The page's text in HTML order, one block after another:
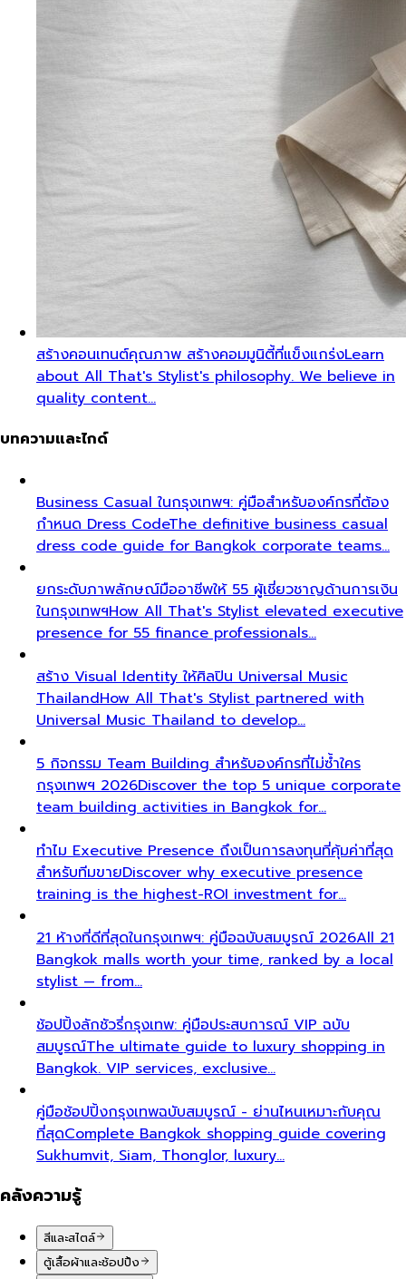
สร้างคอนเทนต์คุณภาพ สร้างคอมมูนิตี้ที่แข็งแกร่งLearn
about All That's Stylist's philosophy. We believe in
quality content…
บทความและไกด์
Business Casual ในกรุงเทพฯ: คู่มือสำหรับองค์กรที่ต้อง
กำหนด Dress CodeThe definitive business casual
dress code guide for Bangkok corporate teams…
ยกระดับภาพลักษณ์มืออาชีพให้ 55 ผู้เชี่ยวชาญด้านการเงิน
ในกรุงเทพฯHow All That's Stylist elevated executive
presence for 55 finance professionals…
สร้าง Visual Identity ให้ศิลปิน Universal Music
ThailandHow All That's Stylist partnered with
Universal Music Thailand to develop…
5 กิจกรรม Team Building สำหรับองค์กรที่ไม่ซ้ำใคร
กรุงเทพฯ 2026Discover the top 5 unique corporate
team building activities in Bangkok for…
ทำไม Executive Presence ถึงเป็นการลงทุนที่คุ้มค่าที่สุด
สำหรับทีมขายDiscover why executive presence
training is the highest-ROI investment for…
21 ห้างที่ดีที่สุดในกรุงเทพฯ: คู่มือฉบับสมบูรณ์ 2026All 21
Bangkok malls worth your time, ranked by a local
stylist — from…
ช้อปปิ้งลักชัวรี่กรุงเทพ: คู่มือประสบการณ์ VIP ฉบับ
สมบูรณ์The ultimate guide to luxury shopping in
Bangkok. VIP services, exclusive…
คู่มือช้อปปิ้งกรุงเทพฉบับสมบูรณ์ - ย่านไหนเหมาะกับคุณ
ที่สุดComplete Bangkok shopping guide covering
Sukhumvit, Siam, Thonglor, luxury…
คลังความรู้
สีและสไตล์
ตู้เสื้อผ้าและช้อปปิ้ง